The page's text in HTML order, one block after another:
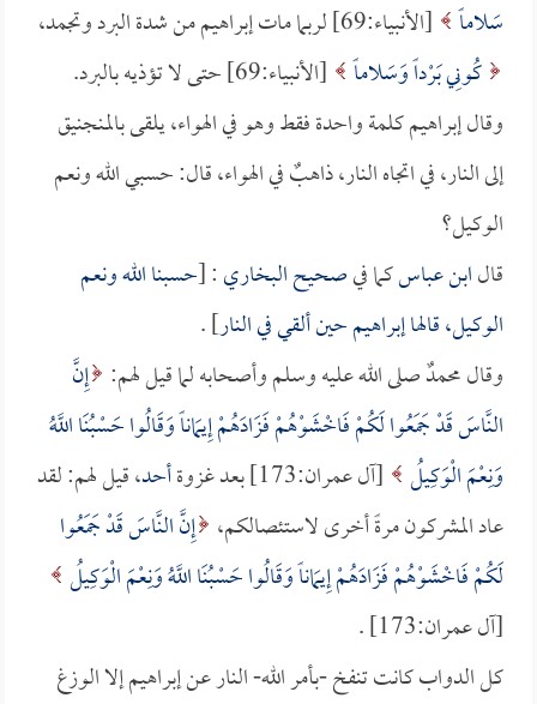
سَلاماً [الأنبياء:69] لربما مات إبراهيم من شدة البرد وتجمد،
كُونِي بَرْداً وَسَلاماً [الأنبياء:69] حتى لا تؤذيه بالبرد.
وقال إبراهيم كلمة واحدة فقط وهو في الهواء، يلقى بالمنجنيق
إلى النار، في اتجاه النار، ذاهبٌ في الهواء، قال: حسبي الله ونعم
الوكيل؟
قالابن عباسكما فيصحيح البخاري: [حسبنا الله ونعم
الوكيل، قالها إبراهيم حين ألقي في النار] .
وقال محمدٌ صلى الله عليه وسلم وأصحابه لما قيل لهم: إِنَّ
النَّاسَ قَدْ جَمَعُوا لَكُمْ فَاخْشَوْهُمْ فَزَادَهُمْ إِيمَاناً وَقَالُوا حَسْبُنَا اللَّهُ
وَنِعْمَ الْوَكِيلُ [آل عمران:173] بعد غزوة أحد، قيل لهم: لقد
عاد المشركون مرةً أخرى لاستئصالكم، إِنَّ النَّاسَ قَدْ جَمَعُوا
لَكُمْ فَاخْشَوْهُمْ فَزَادَهُمْ إِيمَاناً وَقَالُوا حَسْبُنَا اللَّهُ وَنِعْمَ الْوَكِيلُ
[آل عمران:173] .
كل الدواب كانت تنفخ -بأمر الله- النار عن إبراهيم إلا الوزغ